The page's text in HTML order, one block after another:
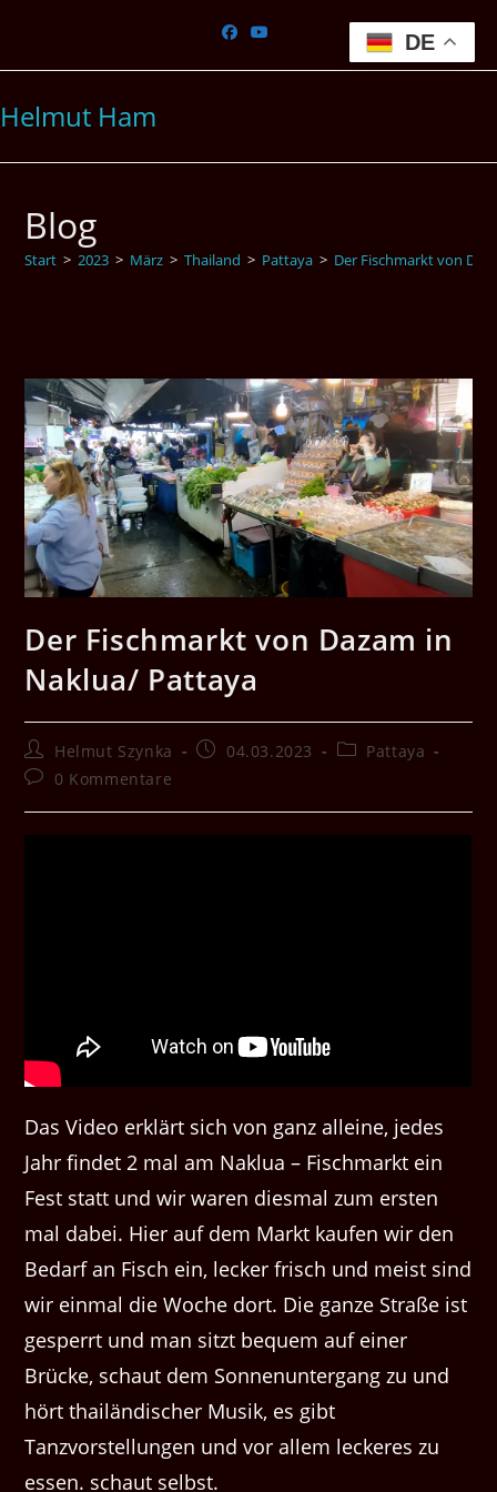
springen
Helmut Ham
Blog
Start > 2023 > März > Thailand > Pattaya > Der Fischmarkt von
Der Fischmarkt von Dazam in
Naklua/ Pattaya
Beitrags-
Autor:
Helmut Szynka
Beitrag04.03.2023
Beitrags-
Pattaya
Beitrags-
0 Kommentare
Das Video erklärt sich von ganz alleine, jedes
Jahr findet 2 mal am Naklua – Fischmarkt ein
Fest statt und wir waren diesmal zum ersten
mal dabei. Hier auf dem Markt kaufen wir den
Bedarf an Fisch ein, lecker frisch und meist sind
wir einmal die Woche dort. Die ganze Straße ist
gesperrt und man sitzt bequem auf einer
Brücke, schaut dem Sonnenuntergang zu und
hört thailändischer Musik, es gibt
Tanzvorstellungen und vor allem leckeres zu
essen. schaut selbst.
DE